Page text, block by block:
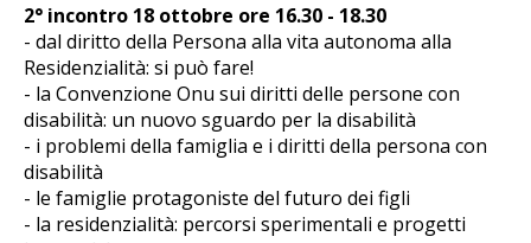
2° incontro 18 ottobre ore 16.30 - 18.30
- dal diritto della Persona alla vita autonoma alla
Residenzialità: si può fare!
- la Convenzione Onu sui diritti delle persone con
disabilità: un nuovo sguardo per la disabilità
- i problemi della famiglia e i diritti della persona con
disabilità
- le famiglie protagoniste del futuro dei figli
- la residenzialità: percorsi sperimentali e progetti